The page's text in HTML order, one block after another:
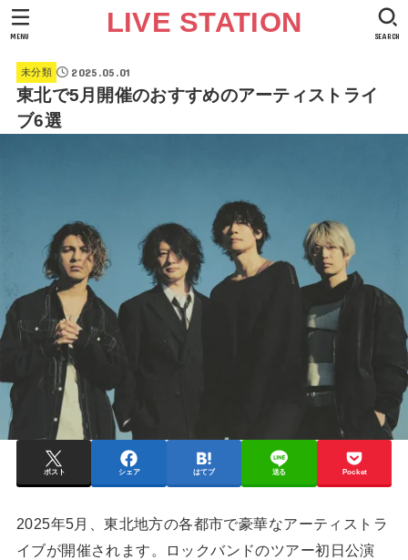
LIVE STATION SEARCH
MENU
未分類 2025.05.01
東北で5月開催のおすすめのアーティストライ
ブ6選
ポスト シェア はてブ 送る Pocket
2025年5月、東北地方の各都市で豪華なアーティストラ
イブが開催されます。ロックバンドのツアー初日公演